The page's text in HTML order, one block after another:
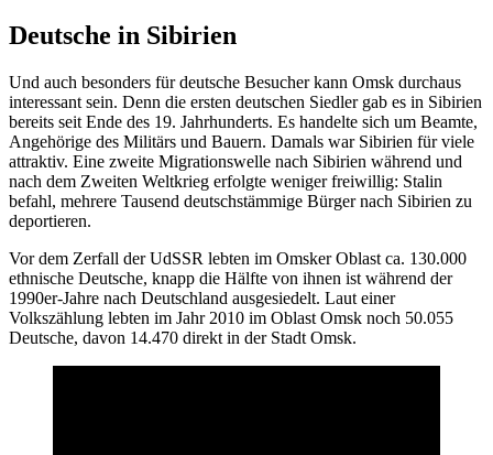
Deutsche in Sibirien
Und auch besonders für deutsche Besucher kann Omsk durchaus
interessant sein. Denn die ersten deutschen Siedler gab es in Sibirien
bereits seit Ende des 19. Jahrhunderts. Es handelte sich um Beamte,
Angehörige des Militärs und Bauern. Damals war Sibirien für viele
attraktiv. Eine zweite Migrationswelle nach Sibirien während und
nach dem Zweiten Weltkrieg erfolgte weniger freiwillig: Stalin
befahl, mehrere Tausend deutschstämmige Bürger nach Sibirien zu
deportieren.
Vor dem Zerfall der UdSSR lebten im Omsker Oblast ca. 130.000
ethnische Deutsche, knapp die Hälfte von ihnen ist während der
1990er-Jahre nach Deutschland ausgesiedelt. Laut einer
Volkszählung lebten im Jahr 2010 im Oblast Omsk noch 50.055
Deutsche, davon 14.470 direkt in der Stadt Omsk.